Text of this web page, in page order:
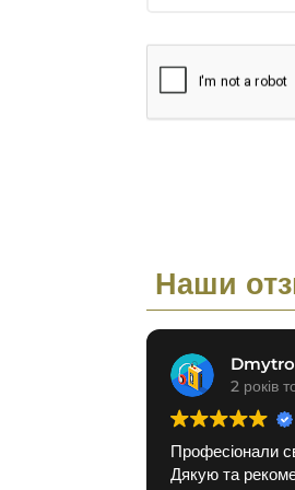
Наши
Dmytro
2 років
Професіонали
Дякую та